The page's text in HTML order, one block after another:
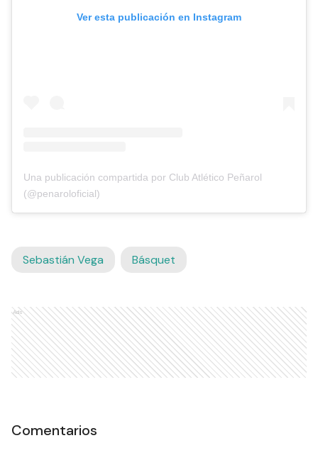
Ver esta publicación en Instagram
Una publicación compartida por Club Atlético Peñarol
(@penaroloficial)
Sebastián Vega Básquet
Ads
Comentarios